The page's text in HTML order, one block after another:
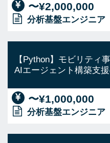
〜¥2,000,000
分析基盤エンジニア
【Python】モビリティ
AIエージェント構築支
〜¥1,000,000
分析基盤エンジニア